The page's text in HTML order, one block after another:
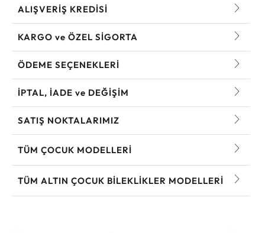
ALIŞVERİŞ KREDİSİ
KARGO ve ÖZEL SİGORTA
ÖDEME SEÇENEKLERİ
İPTAL, İADE ve DEĞİŞİM
SATIŞ NOKTALARIMIZ
TÜM ÇOCUK MODELLERI
TÜM ALTIN ÇOCUK BILEKLIKLER MODELLERI